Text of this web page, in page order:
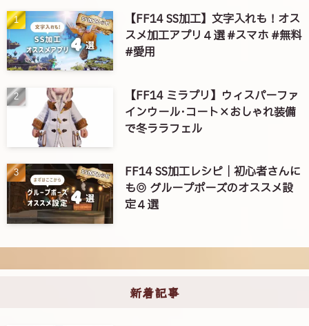
【FF14 SS加工】文字入れも！オス
スメ加工アプリ４選 #スマホ #無料
#愛用
【FF14 ミラプリ】ウィスパーファ
インウール･コート×おしゃれ装備
で冬ララフェル
FF14 SS加工レシピ｜初心者さんに
も◎ グループポーズのオススメ設
定４選
新着記事